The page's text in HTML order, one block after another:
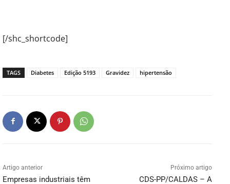
[/shc_shortcode]
TAGS Diabetes Edição 5193 Gravidez hipertensão
Artigo anterior
Empresas industriais têm
Próximo artigo
CDS-PP/CALDAS – A